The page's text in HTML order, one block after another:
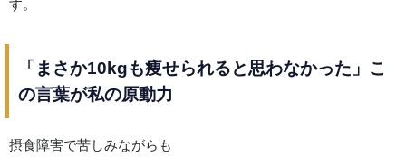
す。
「まさか10kgも痩せられると思わなかった」こ
の言葉が私の原動力
摂食障害で苦しみながらも